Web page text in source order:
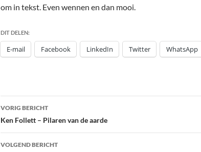
om in tekst. Even wennen en dan mooi.
DIT DELEN:
E-mail Facebook LinkedIn Twitter WhatsApp
Bericht
navigatie
VORIG BERICHT
Ken Follett – Pilaren van de aarde
VOLGEND BERICHT